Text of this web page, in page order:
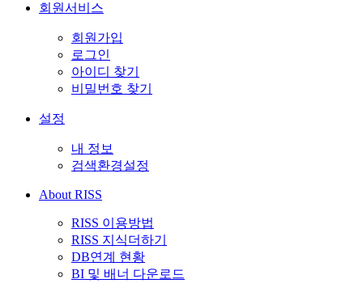
회원서비스
회원가입
로그인
아이디 찾기
비밀번호 찾기
설정
내 정보
검색환경설정
About RISS
RISS 이용방법
RISS 지식더하기
DB연계 현황
BI 및 배너 다운로드